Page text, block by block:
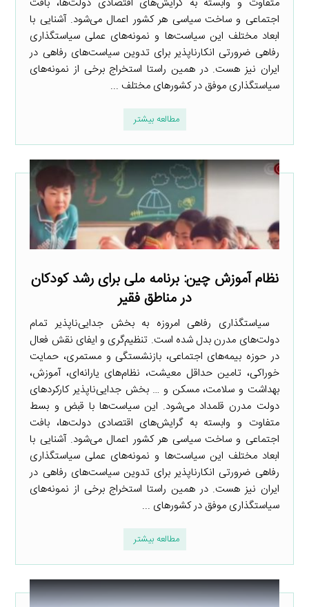
اجتماعی و ساخت سیاسی هر کشور اعمال می‌شود. آشنایی با
ابعاد مختلف این سیاست‌ها و نمونه‌های عملی سیاستگذاری
رفاهی ضرورتی انکارناپذیر برای تدوین سیاست‌های رفاهی در
ایران نیز هست. در همین راستا استخراج برخی از نمونه‌های
سیاستگذاری موفق در کشورهای مختلف ...
مطالعه بیشتر
نظام آموزش چین: برنامه ملی برای رشد کودکان
در مناطق فقیر
سیاستگذاری رفاهی امروزه به بخش جدایی‌ناپذیر تمام
دولت‌های مدرن بدل شده است. تنظیم‌گری و ایفای نقش فعال
در حوزه بیمه‌های اجتماعی، بازنشستگی و مستمری، حمایت
خوراکی، تامین حداقل معیشت، نظام‌های یارانه‌ای، آموزش،
بهداشت و سلامت، مسکن و … بخش جدایی‌ناپذیر کارکردهای
دولت مدرن قلمداد می‌شود. این سیاست‌ها با قبض و بسط
متفاوت و وابسته به گرایش‌های اقتصادی دولت‌ها، بافت
اجتماعی و ساخت سیاسی هر کشور اعمال می‌شود. آشنایی با
ابعاد مختلف این سیاست‌ها و نمونه‌های عملی سیاستگذاری
رفاهی ضرورتی انکارناپذیر برای تدوین سیاست‌های رفاهی در
ایران نیز هست. در همین راستا استخراج برخی از نمونه‌های
سیاستگذاری موفق در کشورهای ...
مطالعه بیشتر